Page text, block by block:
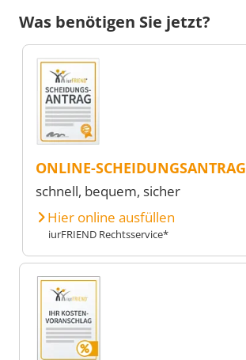
Was benötigen Sie jetzt?
ONLINE-SCHEIDUNGSANTRAG
schnell, bequem, sicher
Hier online ausfüllen
iurFRIEND Rechtsservice*